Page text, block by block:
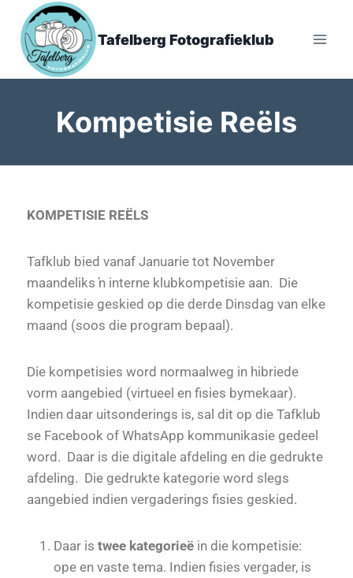
Tafelberg Fotografieklub
Kompetisie Reëls
KOMPETISIE REËLS
Tafklub bied vanaf Januarie tot November
maandeliks ŉ interne klubkompetisie aan. Die
kompetisie geskied op die derde Dinsdag van elke
maand (soos die program bepaal).
Die kompetisies word normaalweg in hibriede
vorm aangebied (virtueel en fisies bymekaar).
Indien daar uitsonderings is, sal dit op die Tafklub
se Facebook of WhatsApp kommunikasie gedeel
word. Daar is die digitale afdeling en die gedrukte
afdeling. Die gedrukte kategorie word slegs
aangebied indien vergaderings fisies geskied.
Daar is twee kategorieë in die kompetisie:
ope en vaste tema. Indien fisies vergader, is